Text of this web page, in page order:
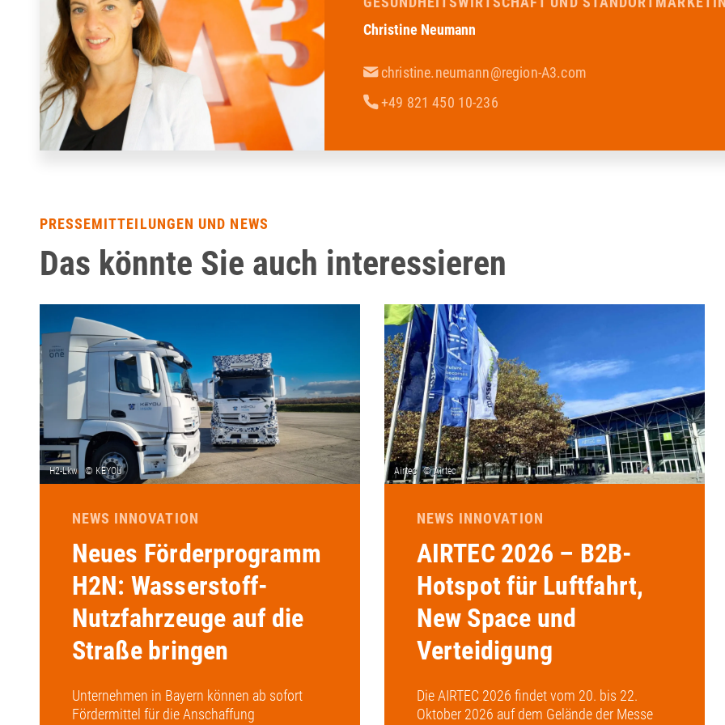
Christine Neumann
christine.neumann@region-A3.com
+49 821 450 10-236
PRESSEMITTEILUNGEN UND NEWS
Das könnte Sie auch interessieren
NEWS INNOVATION
Neues Förderprogramm
H2N: Wasserstoff-
Nutzfahrzeuge auf die
Straße bringen
Unternehmen in Bayern können ab sofort
Fördermittel für die Anschaffung
NEWS INNOVATION
AIRTEC 2026 – B2B-
Hotspot für Luftfahrt,
New Space und
Verteidigung
Die AIRTEC 2026 findet vom 20. bis 22.
Oktober 2026 auf dem Gelände der Messe